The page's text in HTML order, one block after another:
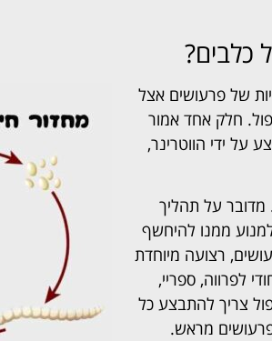
כלבים?
של פרעושים אצל
חלק אחד אמור
על ידי הווטרינר,
מדובר על תהליך
ממנו להיחשף
רצועה מיוחדת
לפרווה, ספריי,
צריך להתבצע כל
מראש.